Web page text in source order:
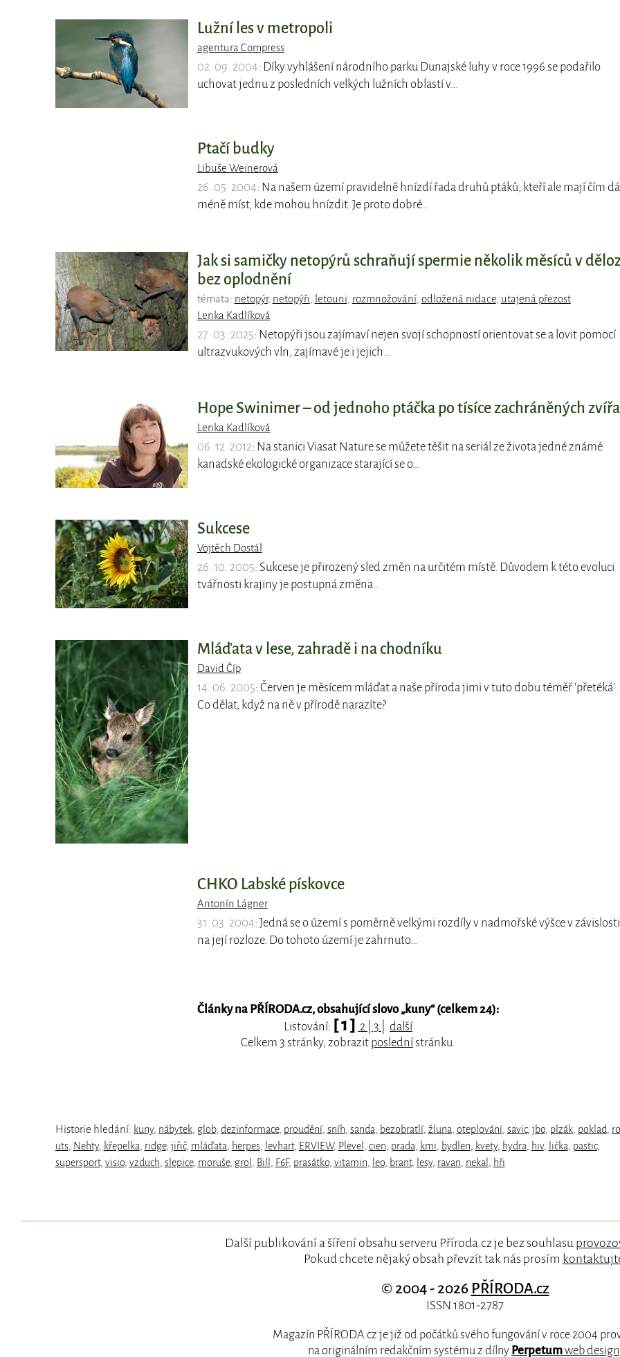
Lužní les v metropoli
agentura Compress
02. 09. 2004: Díky vyhlášení národního parku Dunajské luhy v roce 1996 se podařilo
uchovat jednu z posledních velkých lužních oblastí v…
Ptačí budky
Libuše Weinerová
26. 05. 2004: Na našem území pravidelně hnízdí řada druhů ptáků, kteří ale mají čím dál
méně míst, kde mohou hnízdit. Je proto dobré…
Jak si samičky netopýrů schraňují spermie několik měsíců v
bez oplodnění
témata: netopýr, netopýři letouni rozmnožování, odložená nidace, utajená přezost
Lenka Kadlíková
27. 03. 2025: Netopýři jsou zajímaví nejen svojí schopností orientovat se a lovit pomocí
ultrazvukových vln, zajímavé je i jejich…
Hope Swinimer – od jednoho ptáčka po tísíce zachráněných
Lenka Kadlíková
06. 12. 2012: Na stanici Viasat Nature se můžete těšit na seriál ze života jedné známé
kanadské ekologické organizace starající se o…
Sukcese
Vojtěch Dostál
26. 10. 2005: Sukcese je přirozený sled změn na určitém místě. Důvodem k této evoluci
tvářnosti krajiny je postupná změna…
Mláďata v lese, zahradě i na chodníku
David Číp
14. 06. 2005: Červen je měsícem mláďat a naše příroda jimi v tuto dobu téměř 'přetéká'.
Co dělat, když na ně v přírodě narazíte?
CHKO Labské pískovce
Antonín Lágner
31. 03. 2004: Jedná se o území s poměrně velkými rozdíly v nadmořské výšce v závislosti
na její rozloze. Do tohoto území je zahrnuto…
Články na PŘÍRODA.cz, obsahující slovo „kuny“ (celkem 24):
Listování: [ 1 ] 2 3
další
Celkem 3 stránky, zobrazit poslednístránku.
Historie hledání: kuny, nábytek, glob, dezinformace, proudění, sníh sanda bezobratlí, žluna oteplování, savic, jbo, plzák, poklad
uts
Nehty, křepelka ridge, jiřič, mláďata herpes levhart, ERVIEW, Plevel cien prada kmi bydlen kvety, hydra hiv, lička pastic,
supersport, visio, vzduch slepice, moruše, grol Bill F6F, prasátko, vitamin leo, brant, lesy, ravan nekal hři
Další publikování a šíření obsahu serveru Příroda.cz je bez souhlasu
Pokud chcete nějaký obsah převzít tak nás prosím
© 2004 - 2026 PŘÍRODA.cz
ISSN 1801-2787
Magazín PŘÍRODA.cz je již od počátků svého fungování v roce 2004
na originálním redakčním systému z dílny Perpetumweb design